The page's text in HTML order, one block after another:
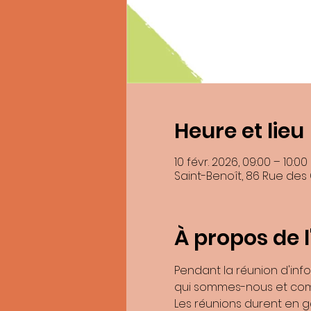
En soumettant ce formulaire,
Les
Pour exercer ces droits ou pour toute
Heure et lieu
10 févr. 2026, 09:00 – 10:00
Saint-Benoît, 86 Rue
À propos de
Pendant la réunion
qui sommes-nous et
Les réunions durent en